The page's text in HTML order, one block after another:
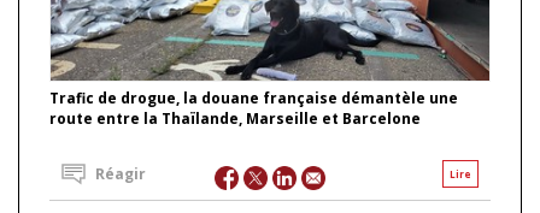
Trafic de drogue, la douane française démantèle une
route entre la Thaïlande, Marseille et Barcelone
Lire
Réagir